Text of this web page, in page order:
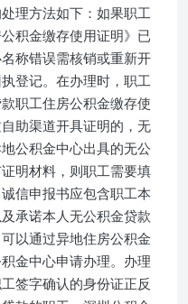
理方法如下：如果职工
积金缴存使用证明》已
称错误需核销或重新开
登记。在办理时，职工
职工住房公积金缴存使
助渠道开具证明的，无
公积金中心出具的无公
明材料，则职工需要填
信申报书应包含职工本
承诺本人无公积金贷款
以通过异地住房公积金
金中心申请办理。办理
签字确认的身份证正反